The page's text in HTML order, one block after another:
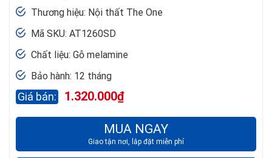
Thương hiệu: Nội thất The One
Mã SKU: AT1260SD
Chất liệu: Gỗ melamine
Bảo hành: 12 tháng
1.320.000₫
MUA NGAY
Giao tận nơi, lắp đặt miễn phí